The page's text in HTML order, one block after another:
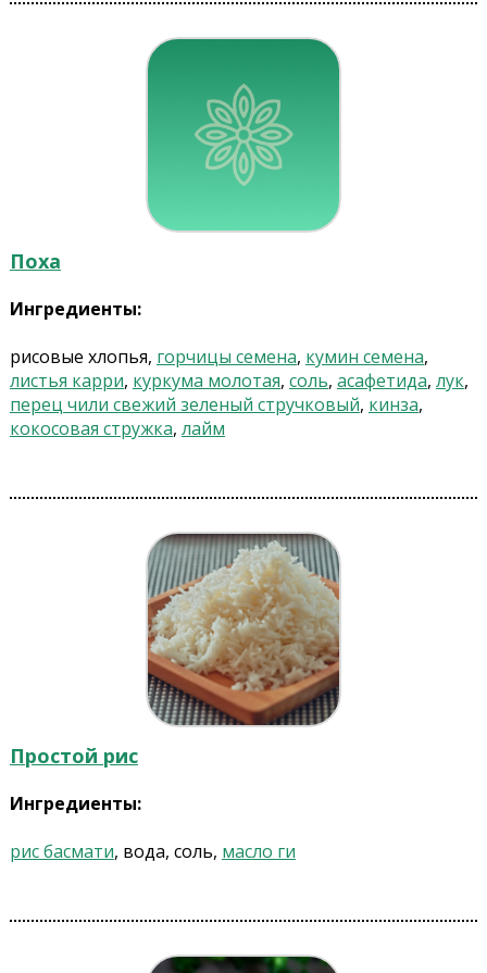
Поха
Ингредиенты:
рисовые хлопья, горчицы семена, кумин семена,
листья карри, куркума молотая, соль, асафетида, лук,
перец чили свежий зеленый стручковый, кинза,
кокосовая стружка, лайм
Простой рис
Ингредиенты:
рис басмати, вода, соль, масло ги